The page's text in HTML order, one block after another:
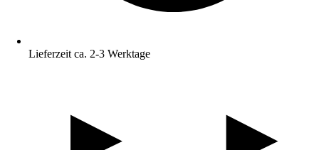
Lieferzeit ca. 2-3 Werktage